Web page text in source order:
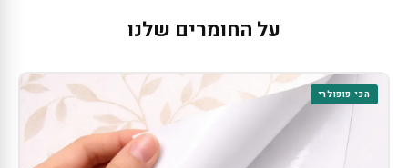
על החומרים שלנו
הכי פופולרי